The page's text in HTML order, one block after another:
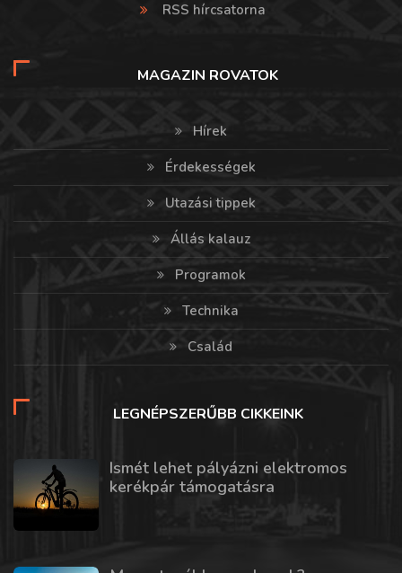
RSS hírcsatorna
MAGAZIN ROVATOK
Hírek
Érdekességek
Utazási tippek
Állás kalauz
Programok
Technika
Család
LEGNÉPSZERŰBB CIKKEINK
Ismét lehet pályázni elektromos
kerékpár támogatásra